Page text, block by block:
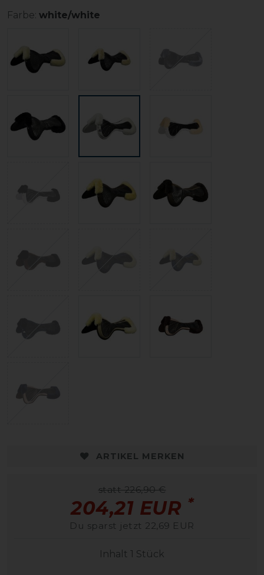
Farbe: white/white
ARTIKEL MERKEN
statt 226,90 €
204,21 EUR *
Du sparst jetzt 22,69 EUR
Inhalt 1 Stück